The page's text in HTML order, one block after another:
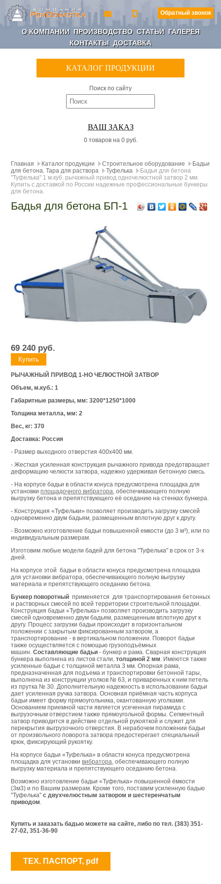
Обратный звонок
О КОМПАНИИ ПРОИЗВОДСТВО СТАТЬИ ГАЛЕРЕЯ
КОНТАКТЫ ДОСТАВКА
КАТАЛОГ ПРОДУКЦИИ
Поиск по сайту
ВАШ ЗАКАЗ
0 товаров на 0 руб.
Главная Каталог продукции Строительное оборудование
Бадьи
для бетона. Тара для раствора
Туфелька
Бадья для бетона
"Туфелька" 1 м.куб. рычажный привод одночелюстной затвор 2 мм.
Купить с доставкой по России надежные профессиональные бункеры
для бетона.
Бадья для бетона БП-1
69 240 руб.
РЫЧАЖНЫЙ ПРИВОД 1-НО ЧЕЛЮСТНОЙ ЗАТВОР
Объем, м.куб.: 1
Габаритные размеры, мм: 3200*1250*1000
Толщина металла, мм: 2
Вес, кг: 370
Доставка: Россия
- Размер выходного отверстия 400x400 мм.
- Жесткая усиленная конструкция рычажного привода предотвращает
деформацию челюсти затвора, надежно удерживая бетонную смесь.
- На корпусе бадьи в области конуса предусмотрена площадка для
установки площадочного вибратора , обеспечивающего полную
выгрузку бетона и препятствующего её оседанию на стенках бункера.
- Конструкция «Туфельки» позволяет производить загрузку смесей
одновременно двум бадьям, размещенным вплотную друг к другу.
- Возможно изготовление бадьи повышенной емкости (до 3 м³), или по
индивидуальным размерам.
Изготовим любые модели бадей для бетона "Туфелька" в срок от 3-х
дней.
На корпусе этой бадьи в области конуса предусмотрена площадка
для установки вибратора, обеспечивающего полную выгрузку
материала и препятствующего оседанию бетона.
Бункер поворотный применяется для транспортирования бетонных
и растворных смесей по всей территории строительной площадки.
Конструкция бадьи «Туфелька» позволяет производить загрузку
смесей одновременно двум бадьям, размещенным вплотную друг к
другу. Процесс загрузки бадьи происходит в горизонтальном
положении с закрытым фиксированным затвором, а
транспортирование - в вертикальном положении. Поворот бадьи
также осуществляется с помощью грузоподъёмных
машин. Составляющие бадьи - бункер и рама. Сварная конструкция
бункера выполнена из листов стали, толщиной 2 мм . Имеются также
усиленные бадьи с толщиной металла 3 мм. Опорная рама,
предназначенная для подъема и транспортировки бетонной тары,
выполнена из конструкции уголков № 63, и приваренных к ним петель
из прутка № 30. Дополнительную надежность в использовании бадьи
дает усиленная ручка затвора. Основная приёмная часть корпуса
бадьи имеет форму прямоугольника, окантованную уголками.
Основанием приемной части является усеченная пирамида с
выгрузочным отверстием также прямоугольной формы. Сегментный
затвор приводится в действие отдельной рукояткой и служит для
перекрытия выгрузочного отверстия. В нерабочем положении бадьи
от произвольного поворота затвора предостерегает специальный
крюк, фиксирующий рукоятку.
На корпусе бадьи «Туфелька» в области конуса предусмотрена
площадка для установки вибратора , обеспечивающего полную
выгрузку материала и препятствующего оседанию бетона.
Возможно изготовление бадьи «Туфелька» повышенной ёмкости
(3м3) и по Вашим размерам. Кроме того, поставим усиленную бадью
"Туфелька" с двухчелюстным затвором и шестеренчатым
приводом
Купить и заказать бадью можете на сайте, либо по тел. (383) 351-
27-02, 351-36-90
ТЕХ. ПАСПОРТ, pdf